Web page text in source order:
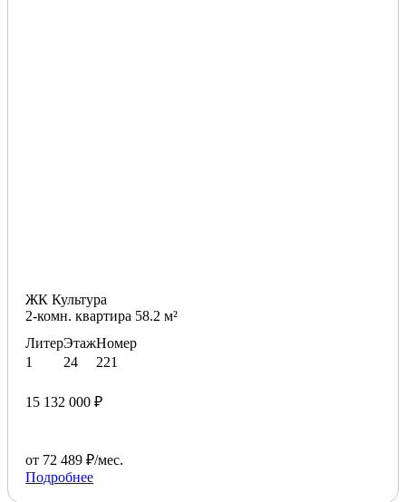
ЖК Культура
2-комн. квартира 58.2 м²
Литер
1
Этаж
24
Номер
221
15 132 000 ₽
от 72 489 ₽/мес.
Подробнее